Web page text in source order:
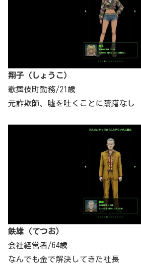
翔子（しょうこ）
歌舞伎町勤務/21歳
元詐欺師、嘘を吐くことに躊躇なし
鉄雄（てつお）
会社経営者/64歳
なんでも金で解決してきた社長